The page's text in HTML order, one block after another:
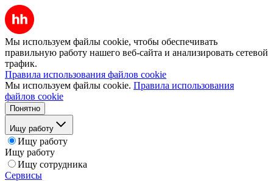
Мы используем файлы cookie, чтобы обеспечивать
правильную работу нашего веб-сайта и анализировать сетевой
трафик.
Правила использования файлов cookie
Мы используем файлы cookie. Правила использования
файлов cookie
Понятно
Ищу работу
Ищу работу
Ищу работу
Ищу сотрудника
Сервисы